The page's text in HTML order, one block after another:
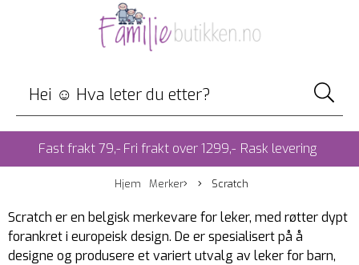
Fast frakt 79,- Fri frakt over 1299,- Rask levering
Hjem Merker Scratch
Scratch er en belgisk merkevare for leker, med røtter dypt
forankret i europeisk design. De er spesialisert på å
designe og produsere et variert utvalg av leker for barn,